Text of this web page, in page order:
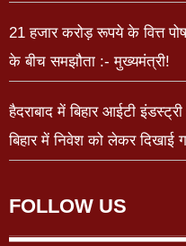
21 हजार करोड़ रूपये के वित्त
के बीच समझौता :- मुख्यमंत्री!
हैदराबाद में बिहार आईटी
बिहार में निवेश को लेकर दिखाई
FOLLOW US